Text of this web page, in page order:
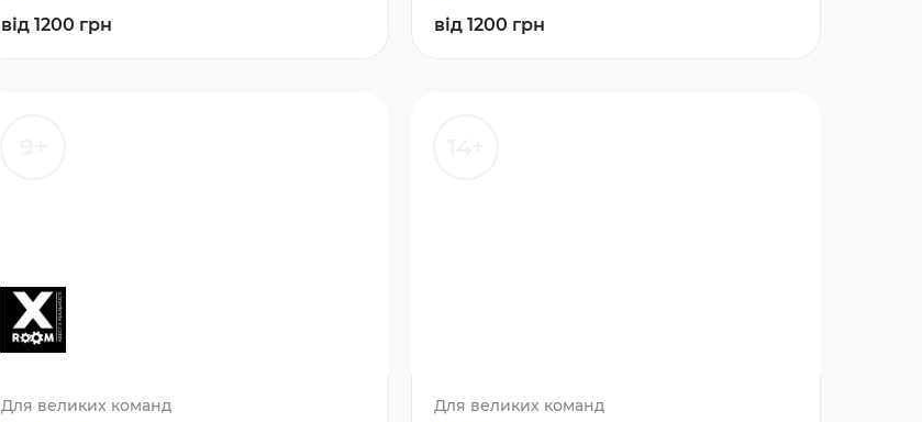
від 1200 грн від 1200 грн
Для великих команд Для великих команд